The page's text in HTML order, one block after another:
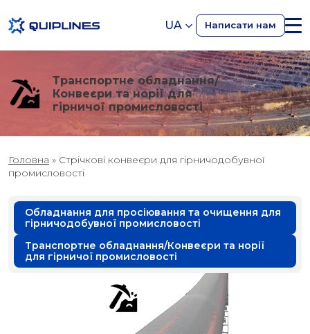
UA Написати нам
Транспортне обладнання/
Конвеєри та норії для
гірничої промисловості
Головна » Стрічкові конвеєри для гірничодобувної
промисловості
Обладнання для просіювання та очищення для
гірничодобувної промисловості
Транспортне обладнання/Конвеєри та норії
для гірничої промисловості